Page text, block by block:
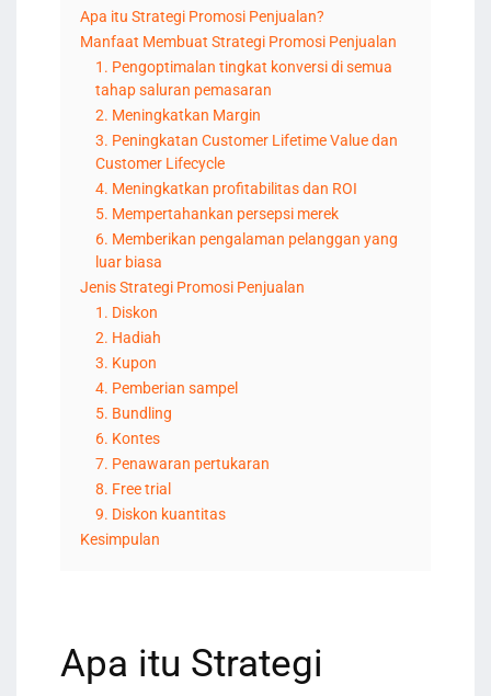
Apa itu Strategi Promosi Penjualan?
Manfaat Membuat Strategi Promosi Penjualan
1. Pengoptimalan tingkat konversi di semua
tahap saluran pemasaran
2. Meningkatkan Margin
3. Peningkatan Customer Lifetime Value dan
Customer Lifecycle
4. Meningkatkan profitabilitas dan ROI
5. Mempertahankan persepsi merek
6. Memberikan pengalaman pelanggan yang
luar biasa
Jenis Strategi Promosi Penjualan
1. Diskon
2. Hadiah
3. Kupon
4. Pemberian sampel
5. Bundling
6. Kontes
7. Penawaran pertukaran
8. Free trial
9. Diskon kuantitas
Kesimpulan
Apa itu Strategi